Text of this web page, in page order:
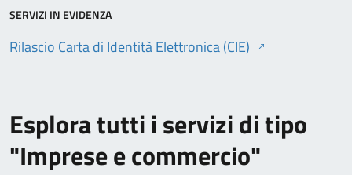
Esplora tutti i servizi di tipo
"Imprese e commercio"
SERVIZI IN EVIDENZA
Rilascio Carta di Identità Elettronica (CIE)